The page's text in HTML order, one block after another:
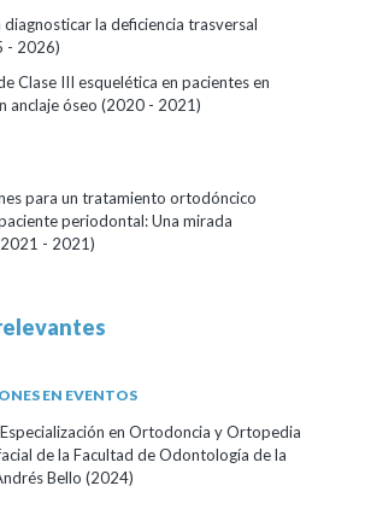
diagnosticar la deficiencia trasversal
- 2026)
Clase III esquelética en pacientes en
anclaje óseo (2020 - 2021)
para un tratamiento ortodóncico
periodontal: Una mirada
- 2021)
EN EVENTOS
en Ortodoncia y Ortopedia
de la Facultad de Odontología de la
Bello (2024)